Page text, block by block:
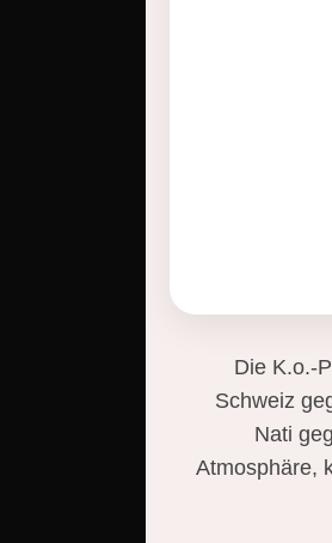
Die K.o.-
Schweiz
Nati
Atmosphäre,